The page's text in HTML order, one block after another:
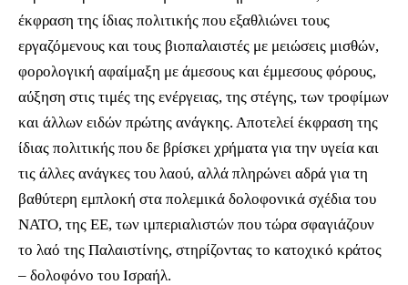
έκφραση της ίδιας πολιτικής που εξαθλιώνει τους
εργαζόμενους και τους βιοπαλαιστές με μειώσεις μισθών,
φορολογική αφαίμαξη με άμεσους και έμμεσους φόρους,
αύξηση στις τιμές της ενέργειας, της στέγης, των τροφίμων
και άλλων ειδών πρώτης ανάγκης. Αποτελεί έκφραση της
ίδιας πολιτικής που δε βρίσκει χρήματα για την υγεία και
τις άλλες ανάγκες του λαού, αλλά πληρώνει αδρά για τη
βαθύτερη εμπλοκή στα πολεμικά δολοφονικά σχέδια του
ΝΑΤΟ, της ΕΕ, των ιμπεριαλιστών που τώρα σφαγιάζουν
το λαό της Παλαιστίνης, στηρίζοντας το κατοχικό κράτος
– δολοφόνο του Ισραήλ.